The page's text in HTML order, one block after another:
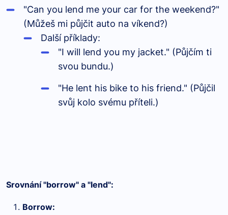
"Can you lend me your car for the weekend?"
(Můžeš mi půjčit auto na víkend?)
Další příklady:
"I will lend you my jacket." (Půjčím ti
svou bundu.)
"He lent his bike to his friend." (Půjčil
svůj kolo svému příteli.)
Srovnání "borrow" a "lend":
Borrow: